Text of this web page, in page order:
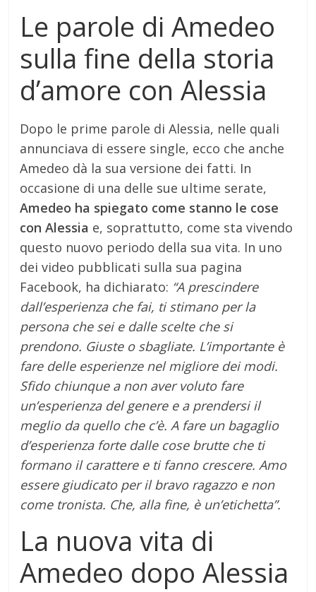
Le parole di Amedeo
sulla fine della storia
d’amore con Alessia
Dopo le prime parole di Alessia, nelle quali
annunciava di essere single, ecco che anche
Amedeo dà la sua versione dei fatti. In
occasione di una delle sue ultime serate,
Amedeo ha spiegato come stanno le cose
con Alessia e, soprattutto, come sta vivendo
questo nuovo periodo della sua vita. In uno
dei video pubblicati sulla sua pagina
Facebook, ha dichiarato: “A prescindere
dall’esperienza che fai, ti stimano per la
persona che sei e dalle scelte che si
prendono. Giuste o sbagliate. L’importante è
fare delle esperienze nel migliore dei modi.
Sfido chiunque a non aver voluto fare
un’esperienza del genere e a prendersi il
meglio da quello che c’è. A fare un bagaglio
d’esperienza forte dalle cose brutte che ti
formano il carattere e ti fanno crescere. Amo
essere giudicato per il bravo ragazzo e non
come tronista. Che, alla fine, è un’etichetta”.
La nuova vita di
Amedeo dopo Alessia